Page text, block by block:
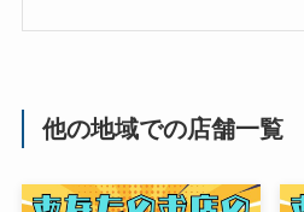
他の地域での店舗一覧